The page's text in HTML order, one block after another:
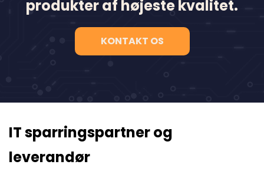
produkter af højeste kvalitet.
KONTAKT OS
IT sparringspartner og
leverandør